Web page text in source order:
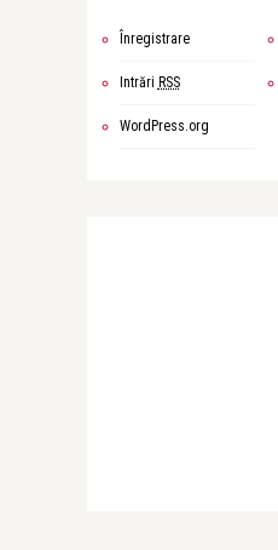
Înregistrare
Intrări RSS
WordPress.org